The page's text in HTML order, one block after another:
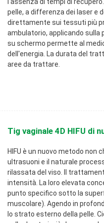
l'assenza di tempi di
pelle, a differenza dei laser e
direttamente sui tessuti più
ambulatorio, applicando sulla
su schermo permette al
dell'energia. La durata del
aree da trattare.
Tig vaginale 4D HIFU di
HIFU è un nuovo metodo non
ultrasuoni e il naturale
rilassata del viso. Il
intensità. La loro elevata
punto specifico sotto la
muscolare). Agendo in
lo strato esterno della pelle.